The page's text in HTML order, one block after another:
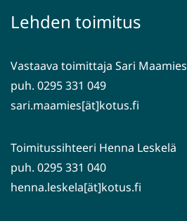
toiseen
Lehden toimitus
Vastaava toimittaja Sari Maamies
puh. 0295 331 049
sari.maamies[ät]kotus.fi
Toimitussihteeri Henna Leskelä
puh. 0295 331 040
henna.leskela[ät]kotus.fi